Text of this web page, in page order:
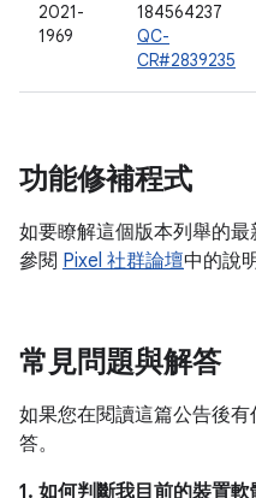
2021-
1969
184564237
QC-
CR#2839235
功能修補程式
如要瞭解這個版本列舉的
參閱 Pixel 社群論壇中的說明
常見問題與解答
如果您在閱讀這篇公告後
答。
1. 如何判斷我目前的裝置